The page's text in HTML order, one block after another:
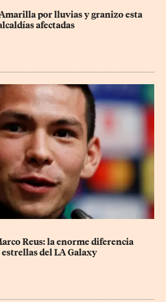
por lluvias y granizo esta
afectadas
Reus: la enorme diferencia
del LA Galaxy